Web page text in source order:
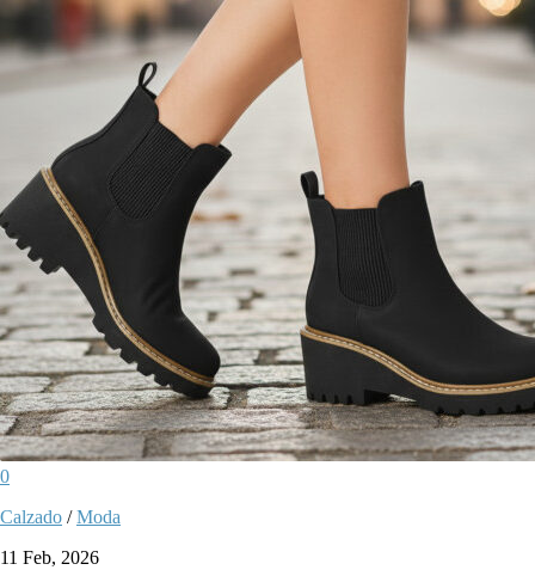
0
Calzado /Moda
11 Feb, 2026